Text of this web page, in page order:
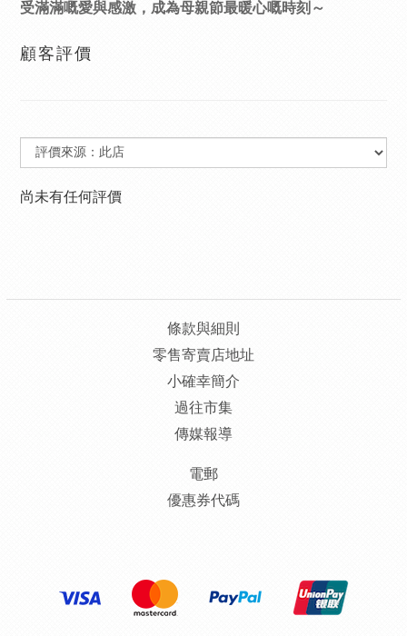
受滿滿嘅愛與感激，成為母親節最暖心嘅時刻～
顧客評價
尚未有任何評價
條款與細則
零售寄賣店地址
小確幸簡介
過往市集
傳媒報導
電郵
優惠券代碼